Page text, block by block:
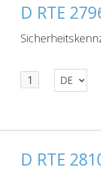
D RTE
D RTE